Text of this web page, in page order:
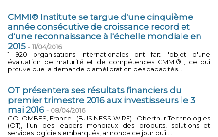
CMMI® Institute se targue d'une cinquième
année consécutive de croissance record et
d'une reconnaissance à l'échelle mondiale en
2015 - 11/04/2016
1 920 organisations internationales ont fait l'objet d'une
évaluation de maturité et de compétences CMMI® , ce qui
prouve que la demande d'amélioration des capacités...
OT présentera ses résultats financiers du
premier trimestre 2016 aux investisseurs le 3
mai 2016 - 08/04/2016
COLOMBES, France--(BUSINESS WIRE)--Oberthur Technologies
(OT), l’un des leaders mondiaux des produits, solutions et
services logiciels embarqués, annonce ce jour qu’il...